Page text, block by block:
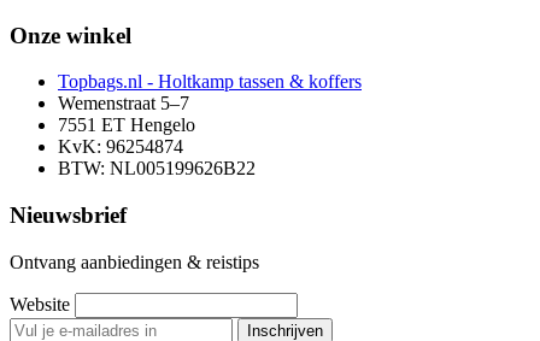
Onze winkel
Topbags.nl - Holtkamp tassen & koffers
Wemenstraat 5–7
7551 ET Hengelo
KvK: 96254874
BTW: NL005199626B22
Nieuwsbrief
Ontvang aanbiedingen & reistips
Website
Inschrijven